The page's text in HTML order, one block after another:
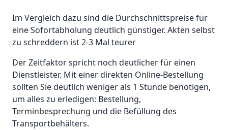
Im Vergleich dazu sind die Durchschnittspreise für
eine Sofortabholung deutlich günstiger. Akten selbst
zu schreddern ist 2-3 Mal teurer
Der Zeitfaktor spricht noch deutlicher für einen
Dienstleister. Mit einer direkten Online-Bestellung
sollten Sie deutlich weniger als 1 Stunde benötigen,
um alles zu erledigen: Bestellung,
Terminbesprechung und die Befüllung des
Transportbehälters.